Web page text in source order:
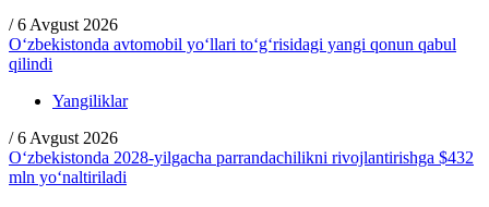
/ 6 Avgust 2026
O‘zbekistonda avtomobil yo‘llari to‘g‘risidagi yangi qonun qabul
qilindi
Yangiliklar
/ 6 Avgust 2026
O‘zbekistonda 2028-yilgacha parrandachilikni rivojlantirishga $432
mln yo‘naltiriladi